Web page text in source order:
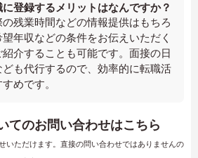
登録するメリットはなんですか？
残業時間などの情報提供はもちろ
年収などの条件をお伝えいただく
介することも可能です。面接の日
も代行するので、効率的に転職活
めです。
てのお問い合わせはこちら
いただけます。直接の問い合わせではありませんの